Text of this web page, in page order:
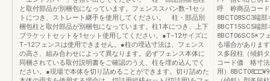
と取付部品が別梱包になっています。フェンススパン数−1セッ
トにつき、ストレート継手を使用してください。 柱・部品別
梱包柱と取付部品が別梱包になっています。柱1本につき、上下
ブラケットセットを1セット使用してください。●T−12サイズに
T−12フェンスは使用できません。●柱の埋込寸法は、フェンス
の高さ、組み合わせによって異なります。必ずフェンス本体に
同梱されている取付説明書をご確認のうえ、柱を埋め込んでく
ださい。●現場で本体を切り詰めることができます。切り詰めた
呼 称商品コード
8BCT08SC3端
8BCT15SC5端
8BCT06SC5※フ
る場合がありま
ス多段柱（傾斜
コード価 格寸法
用）